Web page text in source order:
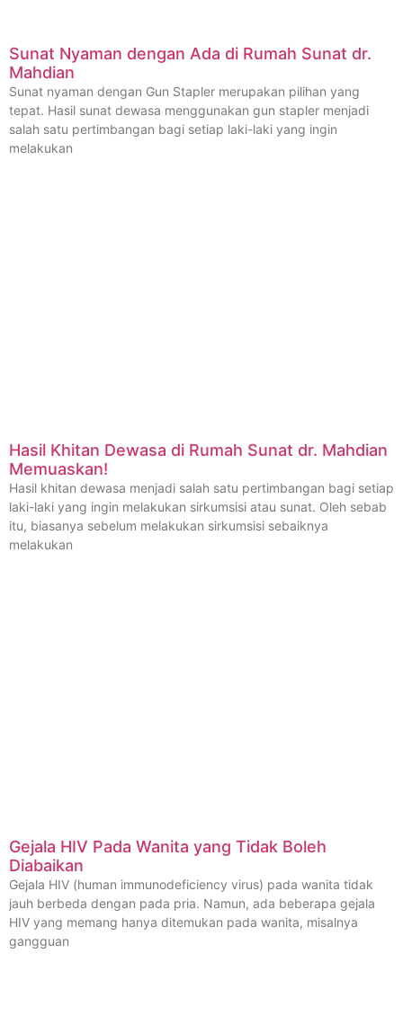
Sunat Nyaman dengan Ada di Rumah Sunat dr.
Mahdian
Sunat nyaman dengan Gun Stapler merupakan pilihan yang
tepat. Hasil sunat dewasa menggunakan gun stapler menjadi
salah satu pertimbangan bagi setiap laki-laki yang ingin
melakukan
Hasil Khitan Dewasa di Rumah Sunat dr. Mahdian
Memuaskan!
Hasil khitan dewasa menjadi salah satu pertimbangan bagi setiap
laki-laki yang ingin melakukan sirkumsisi atau sunat. Oleh sebab
itu, biasanya sebelum melakukan sirkumsisi sebaiknya
melakukan
Gejala HIV Pada Wanita yang Tidak Boleh
Diabaikan
Gejala HIV (human immunodeficiency virus) pada wanita tidak
jauh berbeda dengan pada pria. Namun, ada beberapa gejala
HIV yang memang hanya ditemukan pada wanita, misalnya
gangguan